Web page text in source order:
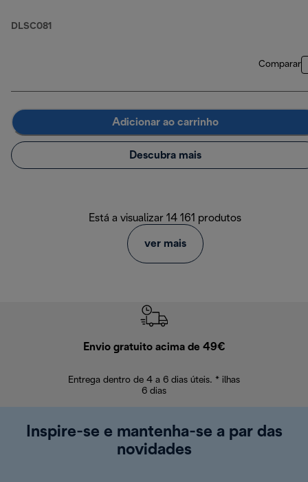
DLSC081
Comparar
Adicionar ao carrinho
Descubra mais
Está a visualizar 14 161 produtos
ver mais
Envio gratuito acima de 49€
Entrega dentro de 4 a 6 dias úteis. * ilhas
6 dias
Inspire-se e mantenha-se a par das
novidades